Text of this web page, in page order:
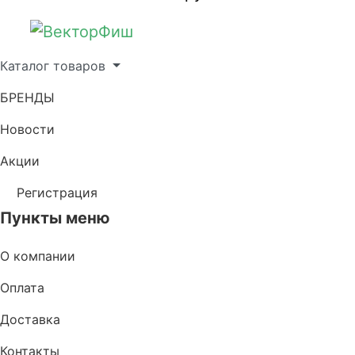
Каталог товаров
БРЕНДЫ
Новости
Акции
Регистрация
Пункты меню
О компании
Оплата
Доставка
Контакты